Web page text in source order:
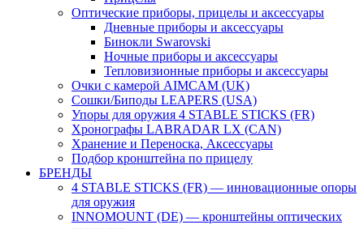
Оптические приборы, прицелы и аксессуары
Дневные приборы и аксессуары
Бинокли Swarovski
Ночные приборы и аксессуары
Тепловизионные приборы и аксессуары
Очки с камерой AIMCAM (UK)
Сошки/Биподы LEAPERS (USA)
Упоры для оружия 4 STABLE STICKS (FR)
Хронографы LABRADAR LX (CAN)
Хранение и Переноска, Аксессуары
Подбор кронштейна по прицелу
БРЕНДЫ
4 STABLE STICKS (FR) — инновационные опоры
для оружия
INNOMOUNT (DE) — кронштейны оптических